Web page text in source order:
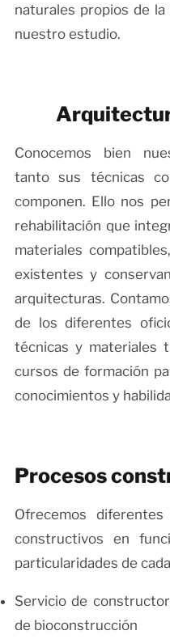
naturales propios de
nuestro estudio.
Conocemos bien
tanto sus técnicas
componen. Ello nos
rehabilitación que
materiales
existentes y
arquitecturas.
de los diferentes
técnicas y materiales
cursos de formación
conocimientos y
Procesos
Ofrecemos
constructivos en
particularidades de
Servicio de
de bioconstrucción